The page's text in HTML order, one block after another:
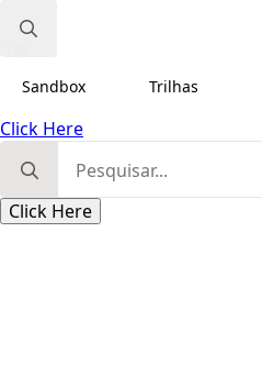
for:Sandbox Trilhas
Click Here
for:
Click Here